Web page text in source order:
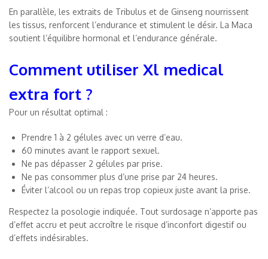
En parallèle, les extraits de Tribulus et de Ginseng nourrissent
les tissus, renforcent l’endurance et stimulent le désir. La Maca
soutient l’équilibre hormonal et l’endurance générale.
Comment utiliser Xl medical
extra fort ?
Pour un résultat optimal :
Prendre 1 à 2 gélules avec un verre d’eau.
60 minutes avant le rapport sexuel.
Ne pas dépasser 2 gélules par prise.
Ne pas consommer plus d’une prise par 24 heures.
Éviter l’alcool ou un repas trop copieux juste avant la prise.
Respectez la posologie indiquée. Tout surdosage n’apporte pas
d’effet accru et peut accroître le risque d’inconfort digestif ou
d’effets indésirables.